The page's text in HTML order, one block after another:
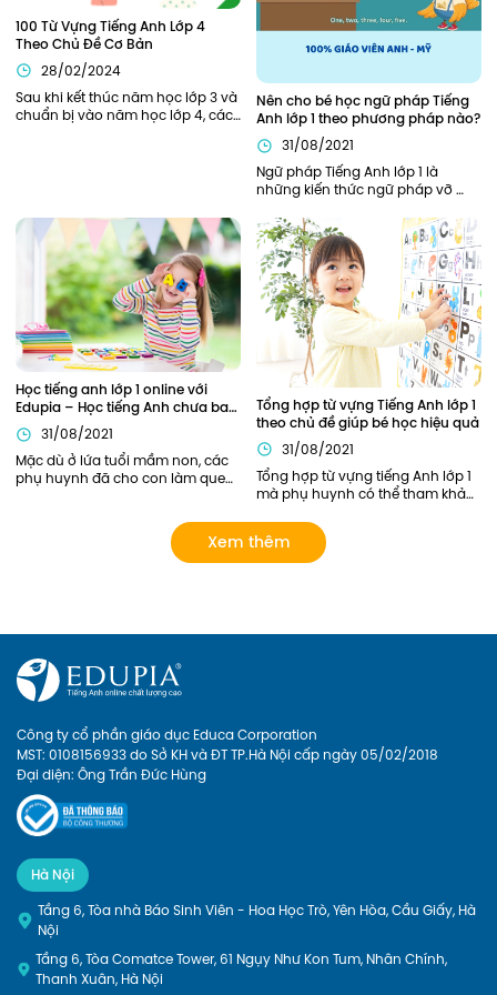
100 Từ Vựng Tiếng Anh Lớp 4
Theo Chủ Đề Cơ Bản
28/02/2024
Sau khi kết thúc năm học lớp 3 và
chuẩn bị vào năm học lớp 4, các
vựng tiếng Anh lớp 4 cũng đóng
vai trò quan trọng xuyên suốt
toàn bộ chương trình học tiếng
Anh lớp 4 của các bạn nhỏ.
Nên cho bé học ngữ pháp Tiếng
Anh lớp 1 theo phương pháp nào?
31/08/2021
Ngữ pháp Tiếng Anh lớp 1 là
những kiến thức ngữ pháp vỡ
chinh phục Tiếng Anh của bé. Vì
là nền tảng đầu tiên nên phần
kiến thức này cần được củng cố
chắc chắn. Vậy nên áp dụng
phương pháp nào để trẻ có thể
nắm chắc ngữ pháp Tiếng Anh
ngay từ khi học lớp 1?
Học tiếng anh lớp 1 online với
Edupia – Học tiếng Anh chưa bao
giờ thú vị đến thế!
31/08/2021
Mặc dù ở lứa tuổi mầm non, các
phụ huynh đã cho con làm quen
tuy nhiên chỉ dừng lại ở mức làm
quen mà chưa có lộ trình bài bản
rõ ràng. Giờ đây, phụ huynh có
cho con hứng thú với việc học
ngoại ngữ. Hãy xem Edupia sẽ
mang đến cho con những điều
thú vị gì nhé
Tổng hợp từ vựng Tiếng Anh lớp 1
theo chủ đề giúp bé học hiệu quả
31/08/2021
Tổng hợp từ vựng tiếng Anh lớp 1
mà phụ huynh có thể tham khảo.
chọn các khóa học của Edupia
để cập nhật cho con hệ thống từ
vựng đầy đủ và bài bản nhất!
Xem thêm
Công ty cổ phần giáo dục Educa Corporation
MST: 0108156933 do Sở KH và ĐT TP.Hà Nội cấp ngày 05/02/2018
Đại diện: Ông Trần Đức Hùng
Hà Nội
Tầng 6, Tòa nhà Báo Sinh Viên - Hoa Học Trò, Yên Hòa, Cầu Giấy, Hà
Nội
Tầng 6, Tòa Comatce Tower, 61 Ngụy Như Kon Tum, Nhân Chính,
Thanh Xuân, Hà Nội